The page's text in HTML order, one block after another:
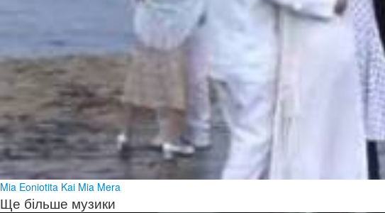
Mia Eoniotita Kai Mia Mera
Ще більше музики